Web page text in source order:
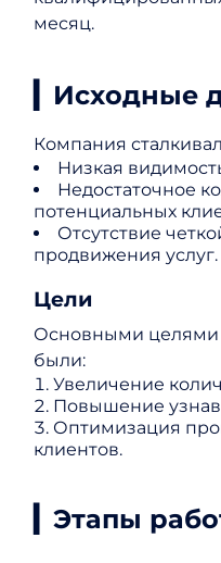
месяц.
▎Исходные
Компания
Низкая
Недостаточное
потенциальных
Отсутствие
продвижения услуг.
Цели
Основными целями
были:
Увеличение
Повышение
Оптимизация
клиентов.
▎Этапы